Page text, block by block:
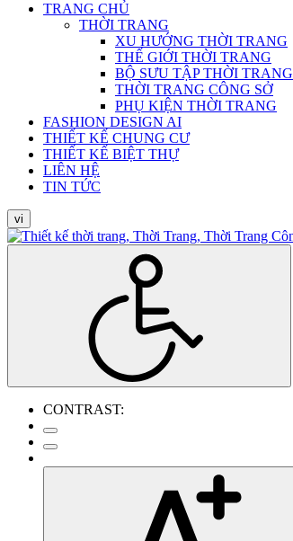
TRANG CHỦ
THỜI TRANG
XU HƯỚNG THỜI TRANG
THẾ GIỚI THỜI TRANG
BỘ SƯU TẬP THỜI TRANG
THỜI TRANG CÔNG SỞ
PHỤ KIỆN THỜI TRANG
FASHION DESIGN AI
THIẾT KẾ CHUNG CƯ
THIẾT KẾ BIỆT THỰ
LIÊN HỆ
TIN TỨC
vi
CONTRAST: